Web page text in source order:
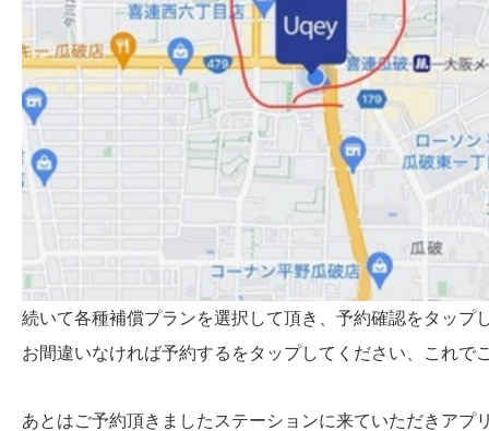
続いて各種補償プランを選択して頂き、予約確認をタップ
お間違いなければ予約するをタップしてください、これで
あとはご予約頂きましたステーションに来ていただきア